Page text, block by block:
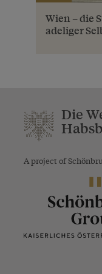
Wien – die
adeliger
Die
A project of